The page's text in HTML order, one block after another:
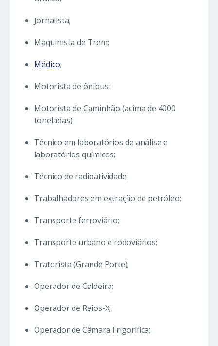
Jornalista;
Maquinista de Trem;
Médico;
Motorista de ônibus;
Motorista de Caminhão (acima de 4000
toneladas);
Técnico em laboratórios de análise e
laboratórios químicos;
Técnico de radioatividade;
Trabalhadores em extração de petróleo;
Transporte ferroviário;
Transporte urbano e rodoviários;
Tratorista (Grande Porte);
Operador de Caldeira;
Operador de Raios-X;
Operador de Câmara Frigorífica;